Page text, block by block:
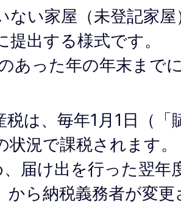
ない家屋（未登記家
提出する様式です。
あった年の年末まで
税は、毎年1月1日（「
状況で課税されます。
届け出を行った翌年
から納税義務者が変